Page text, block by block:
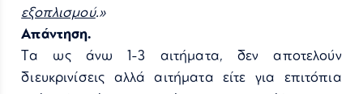
εξοπλισμού.»
Απάντηση.
Tα ως άνω 1-3 αιτήματα, δεν αποτελούν
διευκρινίσεις αλλά αιτήματα είτε για επιτόπια